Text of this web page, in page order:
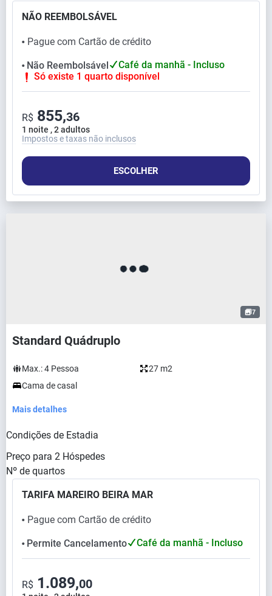
NÃO REEMBOLSÁVEL
⬤ Pague com Cartão de crédito
⬤ Não Reembolsável
Café da manhã - Incluso
Só existe 1 quarto disponível
1 noite , 2 adultos
R$ 855,36
Impostos e taxas não inclusos
ESCOLHER
7
Standard Quádruplo
Max.:4 Pessoa
27 m2
Cama de casal
Mais detalhes
Condições de Estadia
Preço para 2 Hóspedes
Nº de quartos
TARIFA MAREIRO BEIRA MAR
⬤ Pague com Cartão de crédito
⬤ Permite Cancelamento Café da manhã - Incluso
R$ 1.089,00